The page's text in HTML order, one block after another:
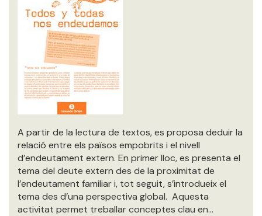
A partir de la lectura de textos, es proposa deduir la
relació entre els països empobrits i el nivell
d’endeutament extern. En primer lloc, es presenta el
tema del deute extern des de la proximitat de
l’endeutament familiar i, tot seguit, s’introdueix el
tema des d’una perspectiva global. Aquesta
activitat permet treballar conceptes clau en…